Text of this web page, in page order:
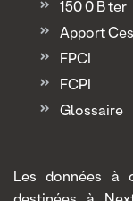
150 0 B ter
Apport
FPCI
FCPI
Glossaire
Les données à